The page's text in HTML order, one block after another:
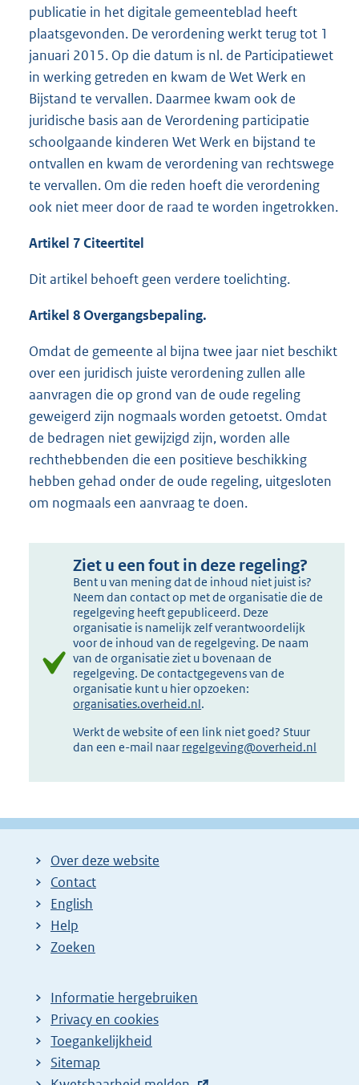
publicatie in het digitale gemeenteblad heeft
plaatsgevonden. De verordening werkt terug tot 1
januari 2015. Op die datum is nl. de Participatiewet
in werking getreden en kwam de Wet Werk en
Bijstand te vervallen. Daarmee kwam ook de
juridische basis aan de Verordening participatie
schoolgaande kinderen Wet Werk en bijstand te
ontvallen en kwam de verordening van rechtswege
te vervallen. Om die reden hoeft die verordening
ook niet meer door de raad te worden ingetrokken.
Artikel 7 Citeertitel
Dit artikel behoeft geen verdere toelichting.
Artikel 8 Overgangsbepaling.
Omdat de gemeente al bijna twee jaar niet beschikt
over een juridisch juiste verordening zullen alle
aanvragen die op grond van de oude regeling
geweigerd zijn nogmaals worden getoetst. Omdat
de bedragen niet gewijzigd zijn, worden alle
rechthebbenden die een positieve beschikking
hebben gehad onder de oude regeling, uitgesloten
om nogmaals een aanvraag te doen.
Ziet u een fout in deze regeling?
Bent u van mening dat de inhoud niet juist is?
Neem dan contact op met de organisatie die de
regelgeving heeft gepubliceerd. Deze
organisatie is namelijk zelf verantwoordelijk
voor de inhoud van de regelgeving. De naam
van de organisatie ziet u bovenaan de
regelgeving. De contactgegevens van de
organisatie kunt u hier opzoeken:
organisaties.overheid.nl.
Werkt de website of een link niet goed? Stuur
dan een e-mail naar regelgeving@overheid.nl
Over deze website
Contact
English
Help
Zoeken
Informatie hergebruiken
Privacy en cookies
Toegankelijkheid
Sitemap